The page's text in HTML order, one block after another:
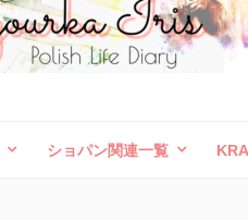
ショパン関連一覧